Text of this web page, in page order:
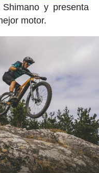
y presenta
motor.